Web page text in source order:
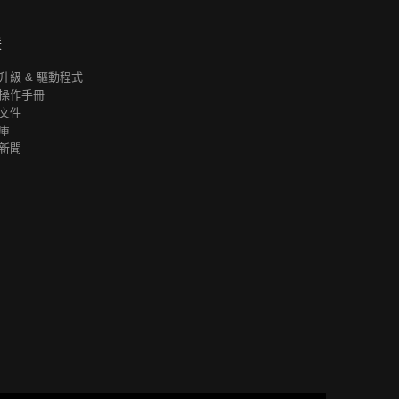
級 & 驅動程式
作手冊
件
聞